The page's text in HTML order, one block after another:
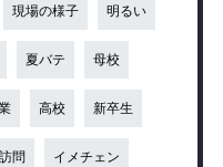
現場の様子 明るい
夏バテ 母校
高校 新卒生
訪問 イメチェン